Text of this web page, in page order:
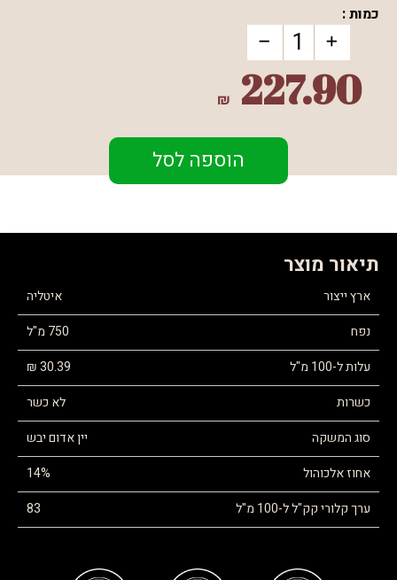
כמות :
227.90
₪
הוספה לסל
תיאור מוצר
ארץ ייצור
איטליה
נפח
750 מ"ל
עלות ל-100 מ"ל
30.39 ₪
כשרות
לא כשר
סוג המשקה
יין אדום יבש
אחוז אלכוהול
14%
ערך קלורי קק"ל ל-100 מ"ל
83